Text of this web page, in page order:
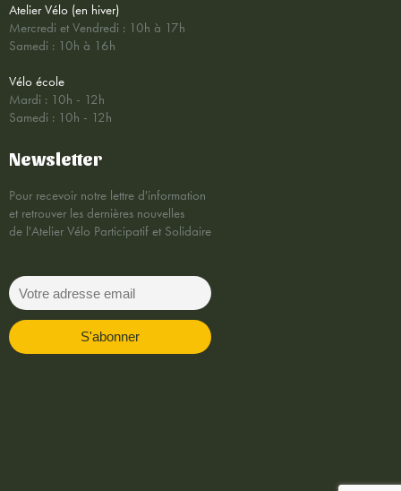
Atelier Vélo (en hiver)
Mercredi et Vendredi : 10h à 17h
Samedi : 10h à 16h
Vélo école
Mardi : 10h - 12h
Samedi : 10h - 12h
Newsletter
Pour recevoir notre lettre d'information
et retrouver les dernières nouvelles
de l'Atelier Vélo Participatif et Solidaire